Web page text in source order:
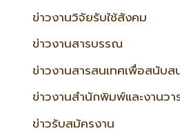
ข่าวงานวิจัยรับใช้สังคม
ข่าวงานสารบรรณ
ข่าวงานสารสนเทศเพื่อสนับ
ข่าวงานสำนักพิมพ์และงานวา
ข่าวรับสมัครงาน